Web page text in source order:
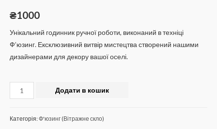
₴1000
Унікальний годинник ручної роботи, виконаний в техніці
Ф’юзинг. Ексклюзивний витвір мистецтва створений нашими
дизайнерами для декору вашої оселі.
Ф’юзинг
годинник
кількість
Додати в кошик
Категорія:Ф'юзинг (Вітражне скло)